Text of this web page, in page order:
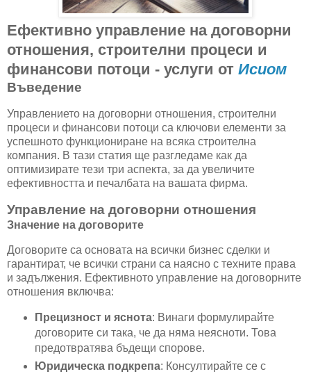
Ефективно управление на договорни
отношения, строителни процеси и
финансови потоци - услуги от Исиом
Въведение
Управлението на договорни отношения, строителни
процеси и финансови потоци са ключови елементи за
успешното функциониране на всяка строителна
компания. В тази статия ще разгледаме как да
оптимизирате тези три аспекта, за да увеличите
ефективността и печалбата на вашата фирма.
Управление на договорни отношения
Значение на договорите
Договорите са основата на всички бизнес сделки и
гарантират, че всички страни са наясно с техните права
и задължения. Ефективното управление на договорните
отношения включва:
Прецизност и яснота: Винаги формулирайте
договорите си така, че да няма неясноти. Това
предотвратява бъдещи спорове.
Юридическа подкрепа: Консултирайте се с